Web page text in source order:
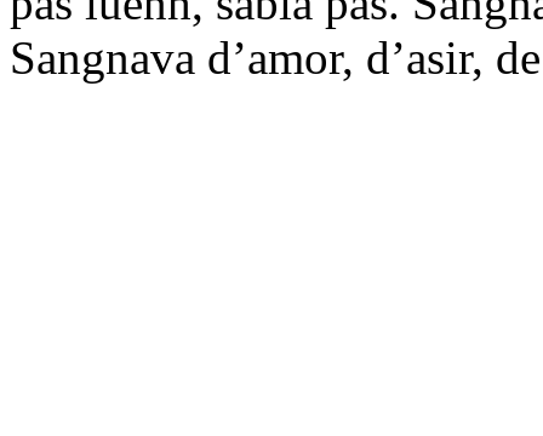
Sangnava d’amor, d’asir,